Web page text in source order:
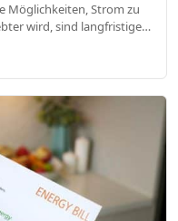
Möglichkeiten, Strom zu
wird, sind langfristige…